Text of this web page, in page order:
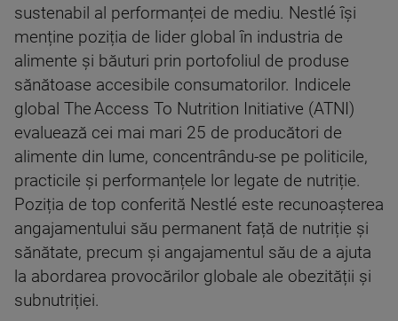
sustenabil al performanței de mediu. Nestlé își
menține poziția de lider global în industria de
alimente și băuturi prin portofoliul de produse
sănătoase accesibile consumatorilor. Indicele
global The Access To Nutrition Initiative (ATNI)
evaluează cei mai mari 25 de producători de
alimente din lume, concentrându-se pe politicile,
practicile și performanțele lor legate de nutriție.
Poziția de top conferită Nestlé este recunoașterea
angajamentului său permanent față de nutriție și
sănătate, precum și angajamentul său de a ajuta
la abordarea provocărilor globale ale obezității și
subnutriției.